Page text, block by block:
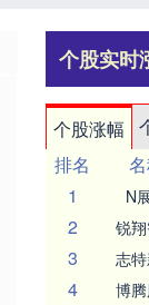
个股实时
个股涨幅
排名
1
N
2 锐
3 志
4 博